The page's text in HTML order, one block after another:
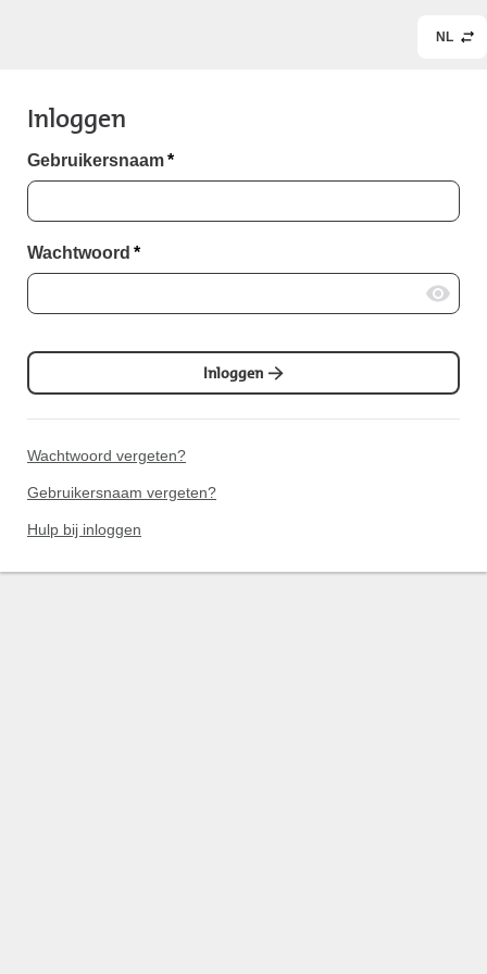
NL
Inloggen
Gebruikersnaam*
Wachtwoord *
Inloggen
Wachtwoord vergeten?
Gebruikersnaam vergeten?
Hulp bij inloggen